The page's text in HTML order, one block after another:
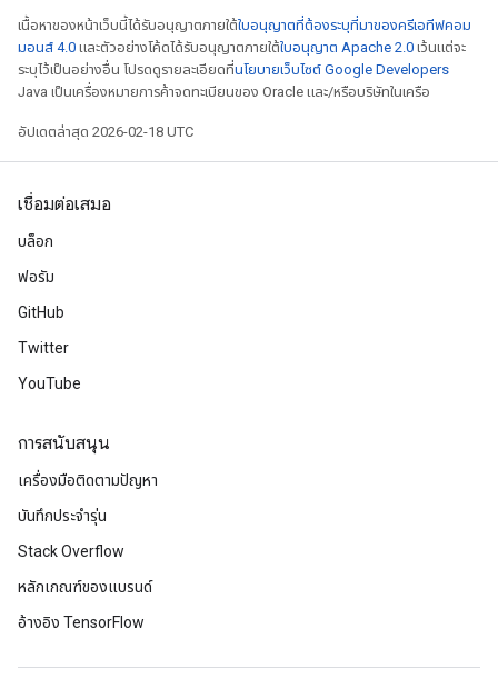
เนื้อหาของหน้าเว็บนี้ได้รับอนุญาตภายใต้ใบอนุญาตที่ต้องระบุที่มาของครีเอทีฟคอม
มอนส์ 4.0 และตัวอย่างโค้ดได้รับอนุญาตภายใต้ใบอนุญาต Apache 2.0 เว้นแต่จะ
ระบุไว้เป็นอย่างอื่น โปรดดูรายละเอียดที่นโยบายเว็บไซต์ Google Developers
Java เป็นเครื่องหมายการค้าจดทะเบียนของ Oracle และ/หรือบริษัทในเครือ
อัปเดตล่าสุด 2026-02-18 UTC
เชื่อมต่อเสมอ
บล็อก
ฟอรัม
GitHub
Twitter
YouTube
การสนับสนุน
เครื่องมือติดตามปัญหา
บันทึกประจำรุ่น
Stack Overflow
หลักเกณฑ์ของแบรนด์
อ้างอิง TensorFlow